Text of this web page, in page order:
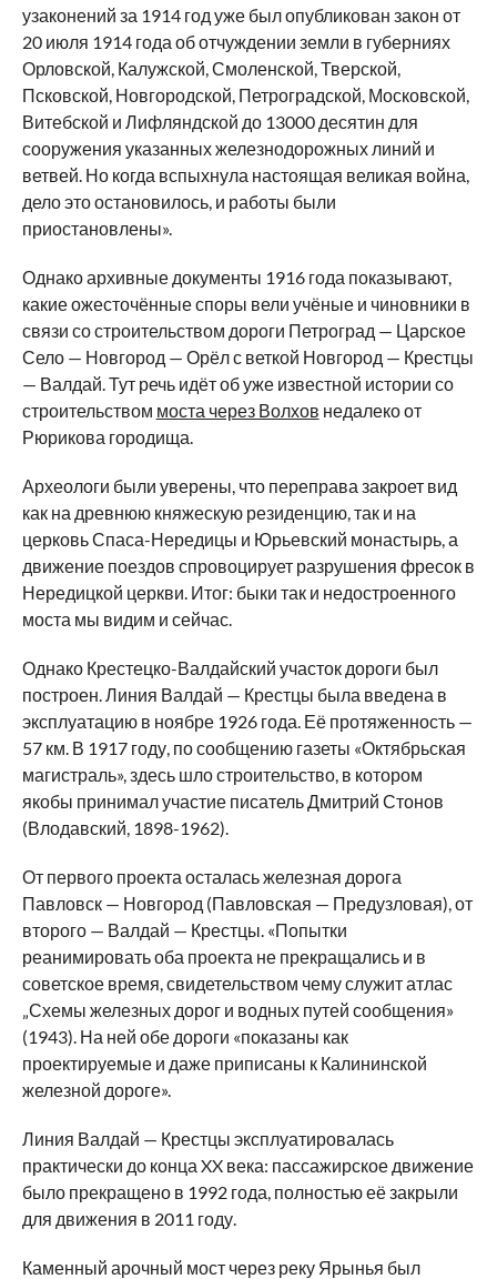
узаконений за 1914 год уже был опубликован закон от
20 июля 1914 года об отчуждении земли в губерниях
Орловской, Калужской, Смоленской, Тверской,
Псковской, Новгородской, Петроградской, Московской,
Витебской и Лифляндской до 13000 десятин для
сооружения указанных железнодорожных линий и
ветвей. Но когда вспыхнула настоящая великая война,
дело это остановилось, и работы были
приостановлены».
Однако архивные документы 1916 года показывают,
какие ожесточённые споры вели учёные и чиновники в
связи со строительством дороги Петроград — Царское
Село — Новгород — Орёл с веткой Новгород — Крестцы
— Валдай. Тут речь идёт об уже известной истории со
строительством моста через Волхов недалеко от
Рюрикова городища.
Археологи были уверены, что переправа закроет вид
как на древнюю княжескую резиденцию, так и на
церковь Спаса-Нередицы и Юрьевский монастырь, а
движение поездов спровоцирует разрушения фресок в
Нередицкой церкви. Итог: быки так и недостроенного
моста мы видим и сейчас.
Однако Крестецко-Валдайский участок дороги был
построен. Линия Валдай — Крестцы была введена в
эксплуатацию в ноябре 1926 года. Её протяженность —
57 км. В 1917 году, по сообщению газеты «Октябрьская
магистраль», здесь шло строительство, в котором
якобы принимал участие писатель Дмитрий Стонов
(Влодавский, 1898-1962).
От первого проекта осталась железная дорога
Павловск — Новгород (Павловская — Предузловая), от
второго — Валдай — Крестцы. «Попытки
реанимировать оба проекта не прекращались и в
советское время, свидетельством чему служит атлас
„Схемы железных дорог и водных путей сообщения»
(1943). На ней обе дороги «показаны как
проектируемые и даже приписаны к Калининской
железной дороге».
Линия Валдай — Крестцы эксплуатировалась
практически до конца XX века: пассажирское движение
было прекращено в 1992 года, полностью её закрыли
для движения в 2011 году.
Каменный арочный мост через реку Ярынья был